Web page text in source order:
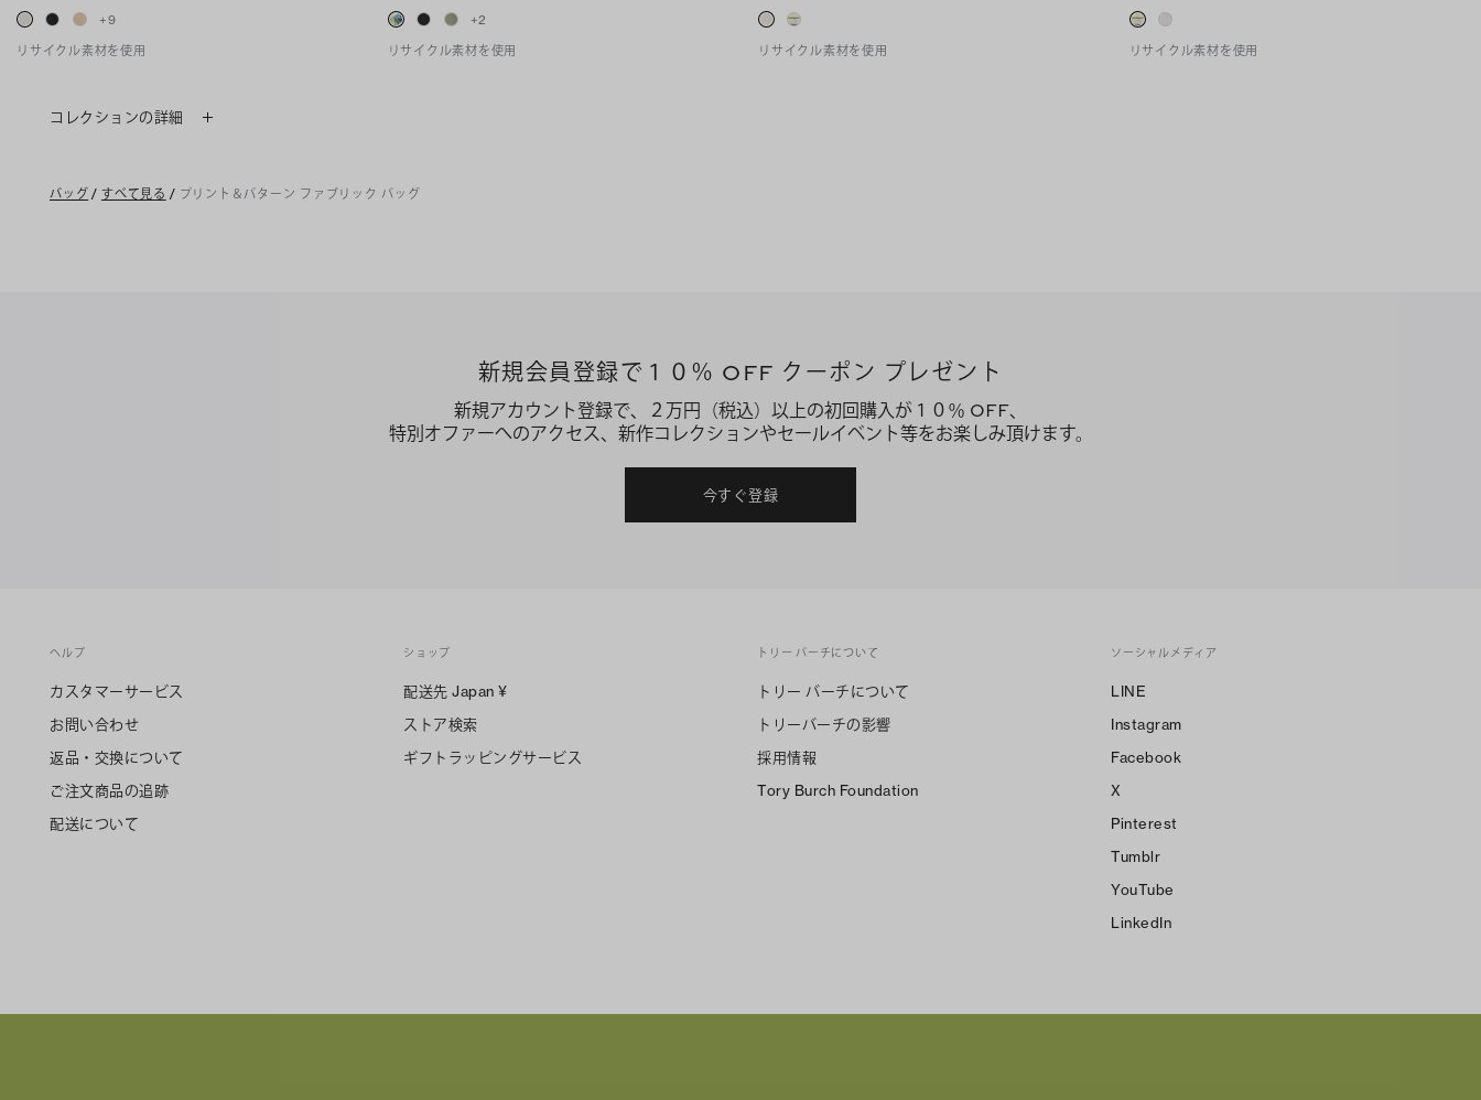
+9
リサイクル素材を使用
+2
リサイクル素材を使用
リサイクル素材を使用 リサイクル素材を使用
コレクションの詳細
バッグ / すべて見る / プリント＆パターン ファブリック バッグ
新規会員登録で１０％ OFF クーポン プレゼント
新規アカウント登録で、２万円（税込）以上の初回購入が１０％ OFF、
特別オファーへのアクセス、新作コレクションやセールイベント等をお楽しみ頂けます。
今すぐ登録
ヘルプ
カスタマーサービス
お問い合わせ
返品・交換について
ご注文商品の追跡
配送について
ショップ
配送先 Japan ¥
ストア検索
ギフトラッピングサービス
トリー バーチについて
トリー バーチについて
トリーバーチの影響
採用情報
Tory Burch Foundation
ソーシャルメディア
LINE
Instagram
Facebook
X
Pinterest
Tumblr
YouTube
LinkedIn